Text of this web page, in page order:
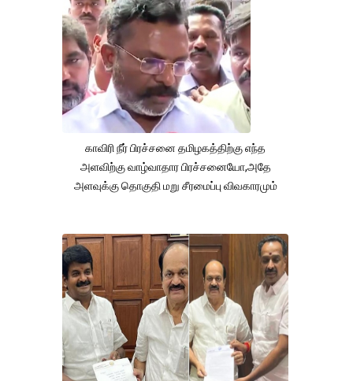
காவிரி நீர் பிரச்சனை தமிழகத்திற்கு எந்த
அளவிற்கு வாழ்வாதார பிரச்சனையோ,அதே
அளவுக்கு தொகுதி மறு சீரமைப்பு விவகாரமும்